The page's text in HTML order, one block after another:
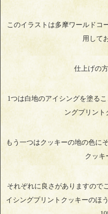
このイラストは多摩ワールドコ
用して
仕上げの
1つは白地のアイシングを塗る
ングプリント
もう一つはクッキーの地の色に
クッキ
それぞれに良さがありますので
イシングプリントクッキーのほ